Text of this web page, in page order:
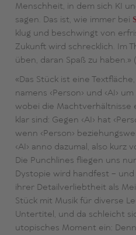
Menschheit, in dem sich KI
sagen. Das ist, wie immer bei
klug und beschwingt von
Zukunft wird schrecklich. Im
üben, daran Spaß zu
«Das Stück ist eine
namens ‹Person› und ‹AI›
wobei die Machtverhältnisse
klar sind: Gegen ‹AI› hat
wenn ‹Person›
‹AI› anno dazumal, also
Die Punchlines fliegen uns
Dystopie wird handfest –
ihrer Detailverliebtheit als
Stück mit Musik für diverse
Untertitel, und da schleicht
utopisches Moment ein: